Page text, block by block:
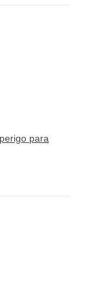
para